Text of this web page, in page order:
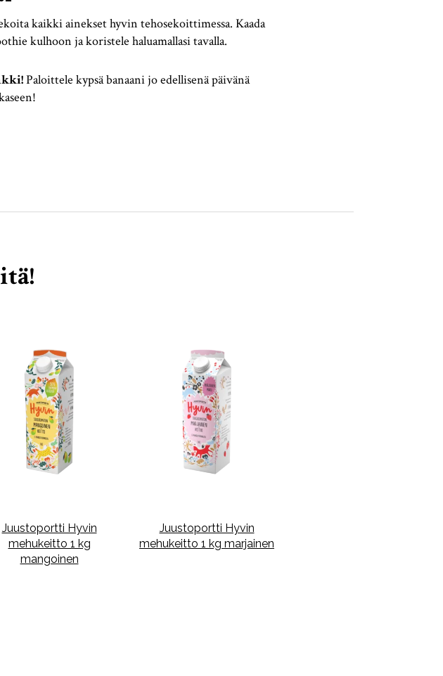
kaikki ainekset hyvin tehosekoittimessa. Kaada
kulhoon ja koristele haluamallasi tavalla.
Paloittele kypsä banaani jo edellisenä päivänä
Juustoportti Hyvin
mehukeitto 1 kg
mangoinen
Juustoportti Hyvin
mehukeitto 1 kg marjainen